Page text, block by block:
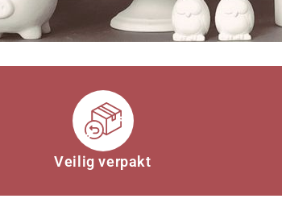
Veilig verpakt